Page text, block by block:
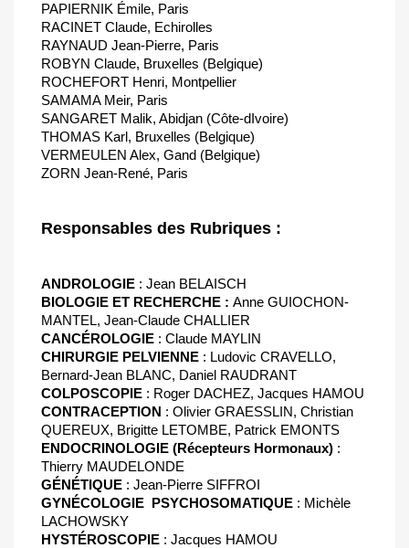
PAPIERNIK Émile, Paris
RACINET Claude, Echirolles
RAYNAUD Jean-Pierre, Paris
ROBYN Claude, Bruxelles (Belgique)
ROCHEFORT Henri, Montpellier
SAMAMA Meir, Paris
SANGARET Malik, Abidjan (Côte-dIvoire)
THOMAS Karl, Bruxelles (Belgique)
VERMEULEN Alex, Gand (Belgique)
ZORN Jean-René, Paris
Responsables des Rubriques :
ANDROLOGIE : Jean BELAISCH
BIOLOGIE ET RECHERCHE : Anne GUIOCHON-
MANTEL, Jean-Claude CHALLIER
CANCÉROLOGIE : Claude MAYLIN
CHIRURGIE PELVIENNE : Ludovic CRAVELLO,
Bernard-Jean BLANC, Daniel RAUDRANT
COLPOSCOPIE : Roger DACHEZ, Jacques HAMOU
CONTRACEPTION : Olivier GRAESSLIN, Christian
QUEREUX, Brigitte LETOMBE, Patrick EMONTS
ENDOCRINOLOGIE (Récepteurs Hormonaux) :
Thierry MAUDELONDE
GÉNÉTIQUE : Jean-Pierre SIFFROI
GYNÉCOLOGIE PSYCHOSOMATIQUE : Michèle
LACHOWSKY
HYSTÉROSCOPIE : Jacques HAMOU